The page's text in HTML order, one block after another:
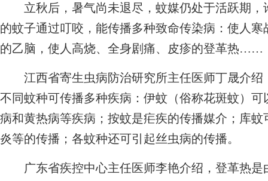
立秋后，暑气尚未退尽，蚊媒仍处于活跃期，
的蚊子通过叮咬，能传播多种致命传染病：使人
的乙脑，使人高烧、全身剧痛、皮疹的登革热……
江西省寄生虫病防治研究所主任医师丁晟介绍
不同蚊种可传播多种疾病：伊蚊（俗称花斑蚊）
病和黄热病等疾病；按蚊是疟疾的传播媒介；库
炎等的传播；各蚊种还可引起丝虫病的传播。
广东省疾控中心主任医师李艳介绍，登革热是